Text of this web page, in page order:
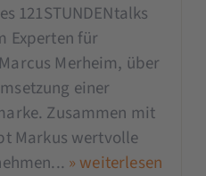
121STUNDENtalks
Experten für
Merheim, über
einer
Zusammen mit
Markus wertvolle
» weiterlesen